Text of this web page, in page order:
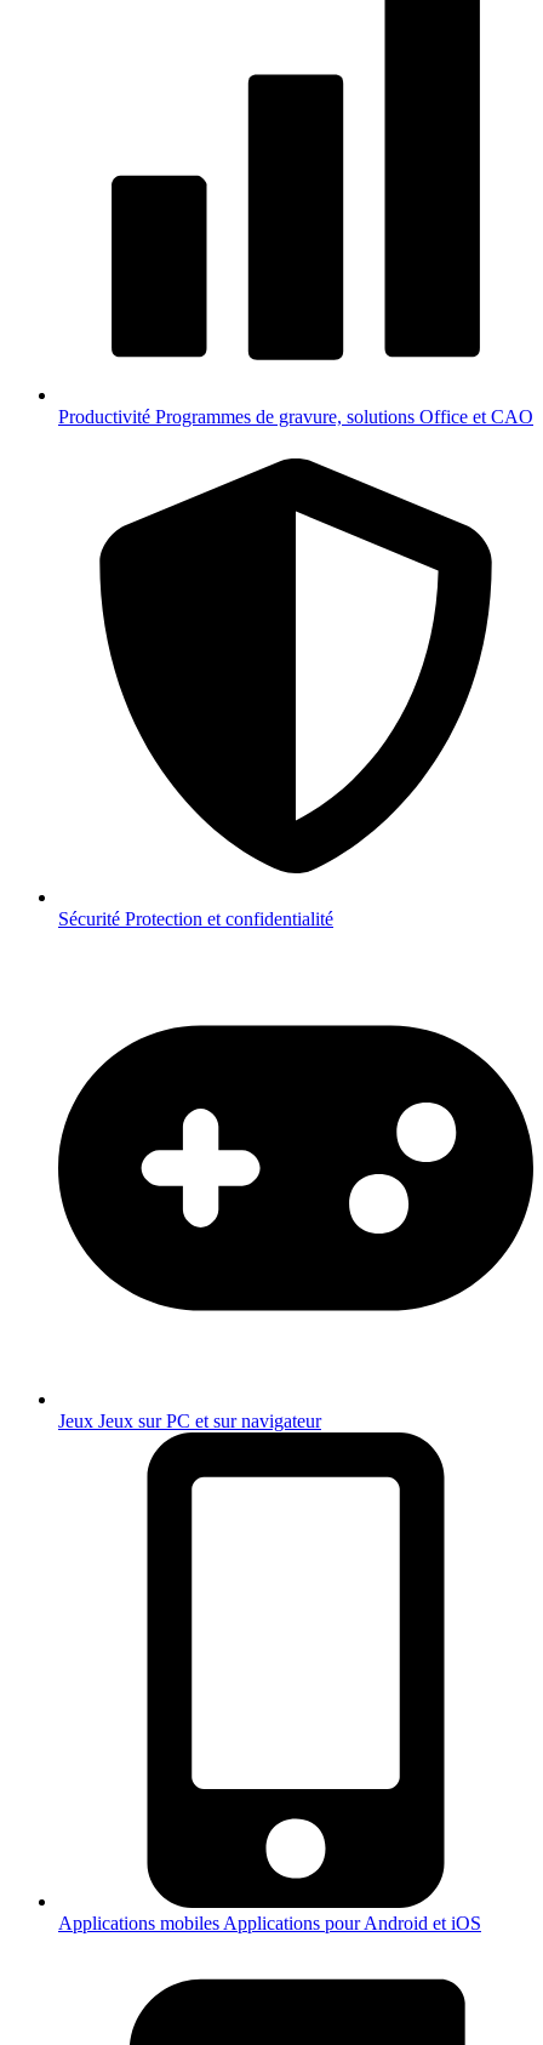
Productivité Programmes de gravure, solutions Office et CAO
Sécurité Protection et confidentialité
Jeux Jeux sur PC et sur navigateur
Applications mobiles Applications pour Android et iOS